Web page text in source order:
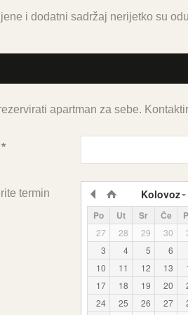
i dodatni sadržaj nerijetko su
apartman za sebe.
*
termin
Kolovoz
Po Ut Sr Če
27 28 29 30
3
4 5 6
10
11 12 13
17
18 19 20
24
25 26 27